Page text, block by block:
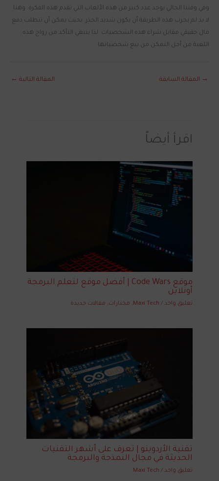
وفي وقتنا الحالي يوجد عدد كبير من هذه الألعاب التي تقدم هذه الفكرة. وهنا
لا بد لم يجرب هذه الطريقة أن يكون شديد الحذر. بحيث يمكن أن تتطلب دفع
مال حقيقي مقابل شراء هذه الشخصيات. لذا ينبغي التأكد من رواج هذه
اللعبة من أجل التمكن من بيع شخصياتها.
→ المقالة السابقة المقالة التالية ←
اقرأ أيضاً
موقع Code Wars | أفضل موقع لتعلم البرمجة
أونلاين
تعليق واحد /
Maxi Tech
, مختارات, مقالات جديدة
تقنية الأردوينو | تعرف على أشهر التقنيات
الحديثة في مجال النمذجة والبرمجة
تعليق واحد /
Maxi Tech